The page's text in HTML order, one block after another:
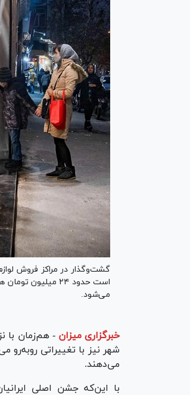
گشت‌وگذار در مراکز فروش
می‌شود.
خبرگزاری میزان - هم‌زمان با
شهر نیز با تغییراتی روبه‌رو
می‌دهند.
با این‌که جشن اصلی